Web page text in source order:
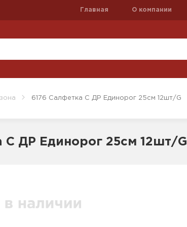
Главная О компании
6176 Салфетка С ДР Единорог 25см 12шт/G
С ДР Единорог 25см 12шт/G